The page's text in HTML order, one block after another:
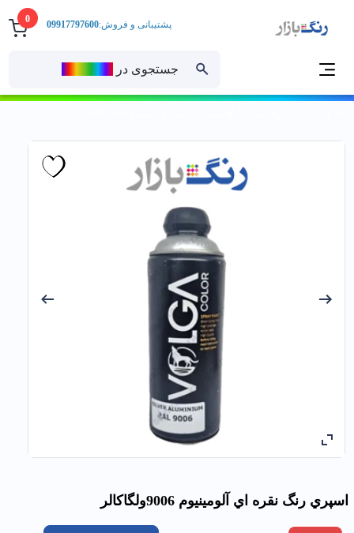
0
جستجوی در
پشتیبانی و فروش:09917797600
اسپري رنگ نقره اي آلومينيوم 9006ولگاكالر